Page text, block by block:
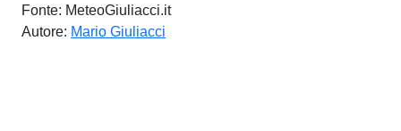
Fonte: MeteoGiuliacci.it
Autore: Mario Giuliacci